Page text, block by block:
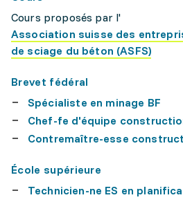
Cours proposés par l'
Association suisse des
de sciage du béton (ASFS)
Brevet fédéral
Spécialiste en minage BF
Chef-fe d'équipe
Contremaître-esse
École supérieure
Technicien-ne ES en